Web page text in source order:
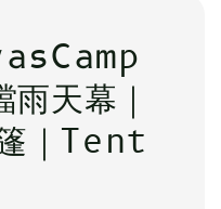
天幕｜
｜Tent